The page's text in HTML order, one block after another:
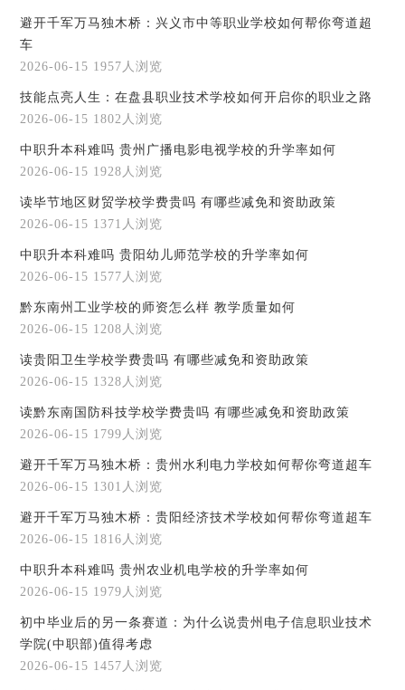
避开千军万马独木桥：兴义市中等职业学校如何帮你弯道超
车
2026-06-15 1957人浏览
技能点亮人生：在盘县职业技术学校如何开启你的职业之路
2026-06-15 1802人浏览
中职升本科难吗 贵州广播电影电视学校的升学率如何
2026-06-15 1928人浏览
读毕节地区财贸学校学费贵吗 有哪些减免和资助政策
2026-06-15 1371人浏览
中职升本科难吗 贵阳幼儿师范学校的升学率如何
2026-06-15 1577人浏览
黔东南州工业学校的师资怎么样 教学质量如何
2026-06-15 1208人浏览
读贵阳卫生学校学费贵吗 有哪些减免和资助政策
2026-06-15 1328人浏览
读黔东南国防科技学校学费贵吗 有哪些减免和资助政策
2026-06-15 1799人浏览
避开千军万马独木桥：贵州水利电力学校如何帮你弯道超车
2026-06-15 1301人浏览
避开千军万马独木桥：贵阳经济技术学校如何帮你弯道超车
2026-06-15 1816人浏览
中职升本科难吗 贵州农业机电学校的升学率如何
2026-06-15 1979人浏览
初中毕业后的另一条赛道：为什么说贵州电子信息职业技术
学院(中职部)值得考虑
2026-06-15 1457人浏览